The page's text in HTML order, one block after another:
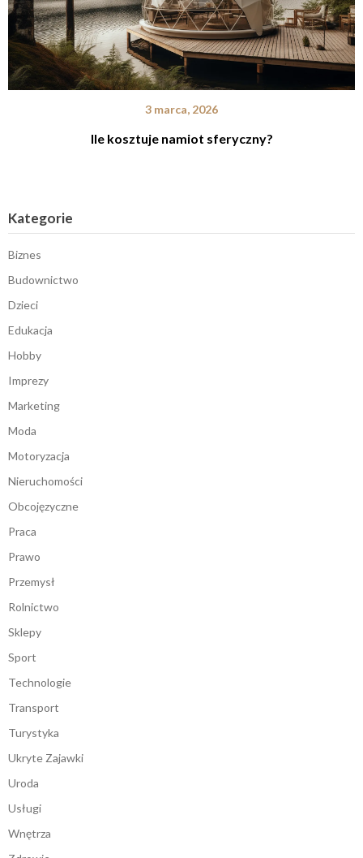
3 marca, 2026
Ile kosztuje namiot sferyczny?
Kategorie
Biznes
Budownictwo
Dzieci
Edukacja
Hobby
Imprezy
Marketing
Moda
Motoryzacja
Nieruchomości
Obcojęzyczne
Praca
Prawo
Przemysł
Rolnictwo
Sklepy
Sport
Technologie
Transport
Turystyka
Ukryte Zajawki
Uroda
Usługi
Wnętrza